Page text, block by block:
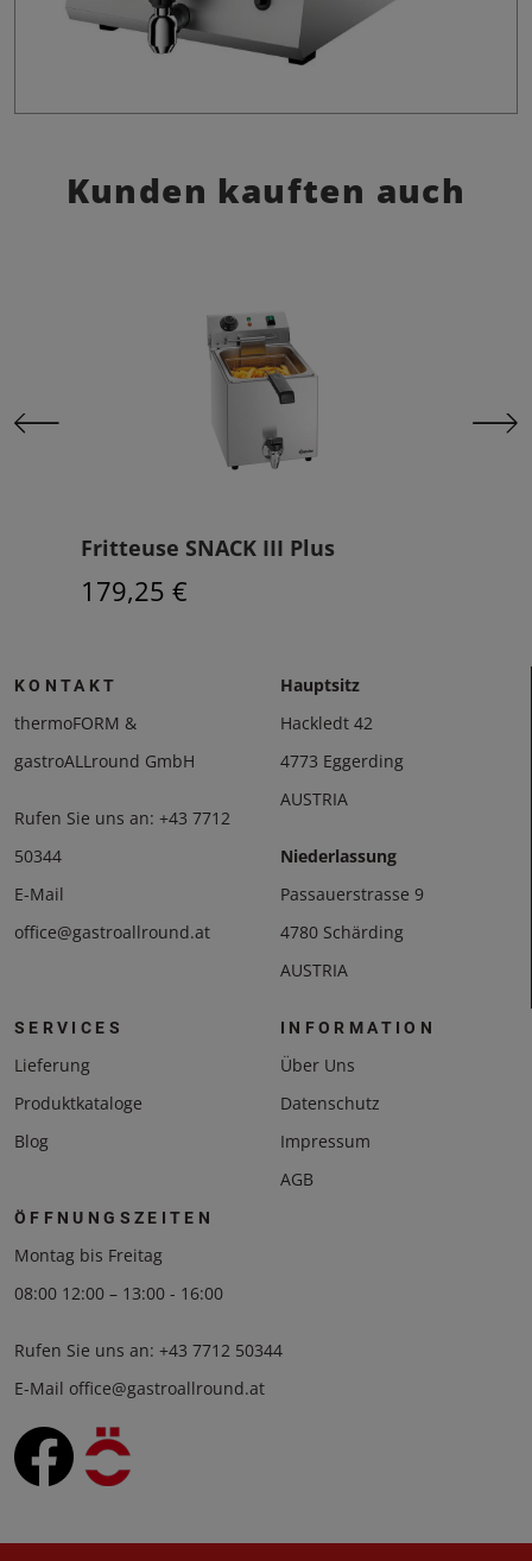
Kunden kauften auch
Fritteuse SNACK III Plus
179,25 €
KONTAKT
thermoFORM &
gastroALLround GmbH
Rufen Sie uns an: +43 7712
50344
E-Mail
office@gastroallround.at
Hauptsitz
Hackledt 42
4773 Eggerding
AUSTRIA
Niederlassung
Passauerstrasse 9
4780 Schärding
AUSTRIA
SERVICES
Lieferung
Produktkataloge
Blog
INFORMATION
Über Uns
Datenschutz
Impressum
AGB
ÖFFNUNGSZEITEN
Montag bis Freitag
08:00 12:00 – 13:00 - 16:00
Rufen Sie uns an: +43 7712 50344
E-Mail office@gastroallround.at